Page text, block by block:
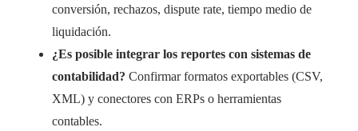
conversión, rechazos, dispute rate, tiempo medio de
liquidación.
¿Es posible integrar los reportes con sistemas de
contabilidad? Confirmar formatos exportables (CSV,
XML) y conectores con ERPs o herramientas
contables.